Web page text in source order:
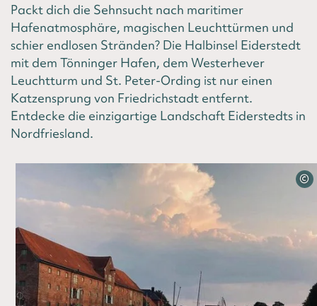
Packt dich die Sehnsucht nach maritimer
Hafenatmosphäre, magischen Leuchttürmen und
schier endlosen Stränden? Die Halbinsel Eiderstedt
mit dem Tönninger Hafen, dem Westerhever
Leuchtturm und St. Peter-Ording ist nur einen
Katzensprung von Friedrichstadt entfernt.
Entdecke die einzigartige Landschaft Eiderstedts in
Nordfriesland.
©